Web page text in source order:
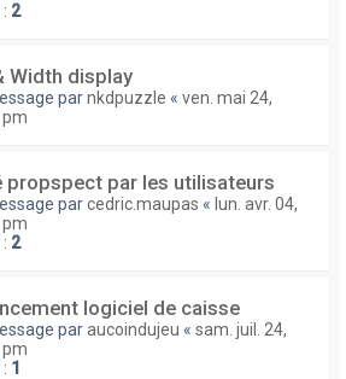
2
Width display
parnkdpuzzle « ven. mai 24,
pm
propspect par les utilisateurs
parcedric.maupas « lun. avr. 04,
pm
2
logiciel de caisse
paraucoindujeu « sam. juil. 24,
pm
1